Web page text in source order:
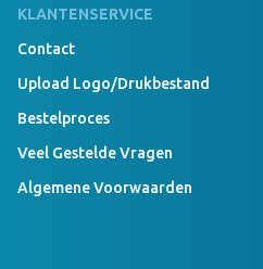
Luxury Beanie
999
KLANTENSERVICE
Contact
Upload Logo/drukbestand
Bestelproces
Veel Gestelde Vragen
Algemene Voorwaarden